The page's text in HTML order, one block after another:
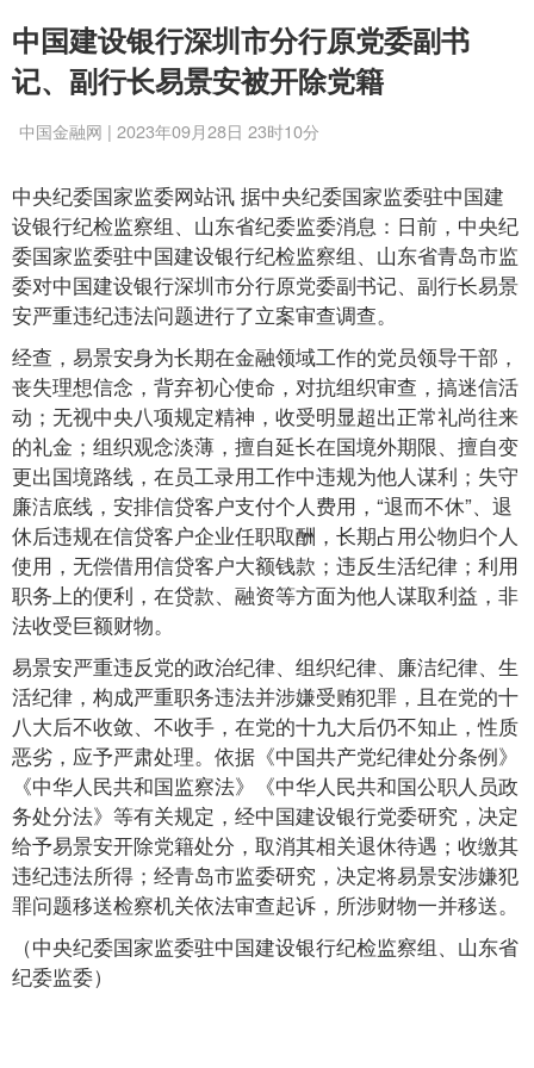
中国建设银行深圳市分行原党委副书
记、副行长易景安被开除党籍
中国金融网 | 2023年09月28日 23时10分
中央纪委国家监委网站讯 据中央纪委国家监委驻中国建
设银行纪检监察组、山东省纪委监委消息：日前，中央纪
委国家监委驻中国建设银行纪检监察组、山东省青岛市监
委对中国建设银行深圳市分行原党委副书记、副行长易景
安严重违纪违法问题进行了立案审查调查。
经查，易景安身为长期在金融领域工作的党员领导干部，
丧失理想信念，背弃初心使命，对抗组织审查，搞迷信活
动；无视中央八项规定精神，收受明显超出正常礼尚往来
的礼金；组织观念淡薄，擅自延长在国境外期限、擅自变
更出国境路线，在员工录用工作中违规为他人谋利；失守
廉洁底线，安排信贷客户支付个人费用，“退而不休”、退
休后违规在信贷客户企业任职取酬，长期占用公物归个人
使用，无偿借用信贷客户大额钱款；违反生活纪律；利用
职务上的便利，在贷款、融资等方面为他人谋取利益，非
法收受巨额财物。
易景安严重违反党的政治纪律、组织纪律、廉洁纪律、生
活纪律，构成严重职务违法并涉嫌受贿犯罪，且在党的十
八大后不收敛、不收手，在党的十九大后仍不知止，性质
恶劣，应予严肃处理。依据《中国共产党纪律处分条例》
《中华人民共和国监察法》《中华人民共和国公职人员政
务处分法》等有关规定，经中国建设银行党委研究，决定
给予易景安开除党籍处分，取消其相关退休待遇；收缴其
违纪违法所得；经青岛市监委研究，决定将易景安涉嫌犯
罪问题移送检察机关依法审查起诉，所涉财物一并移送。
（中央纪委国家监委驻中国建设银行纪检监察组、山东省
纪委监委）